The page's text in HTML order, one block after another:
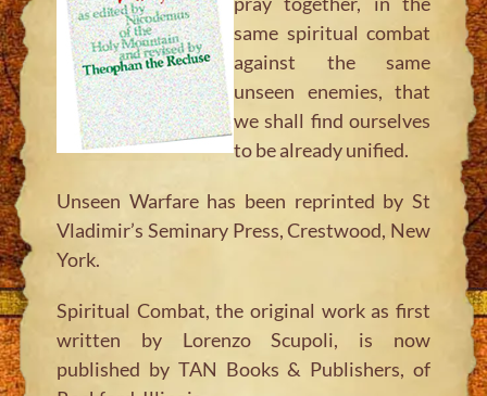
same spiritual combat
against the same
unseen enemies, that
we shall find ourselves
to be already unified.
Unseen Warfarehas been reprinted by St
Vladimir’s Seminary Press, Crestwood, New
York.
Spiritual Combat, the original work as first
written by Lorenzo Scupoli, is now
published by TAN Books & Publishers, of